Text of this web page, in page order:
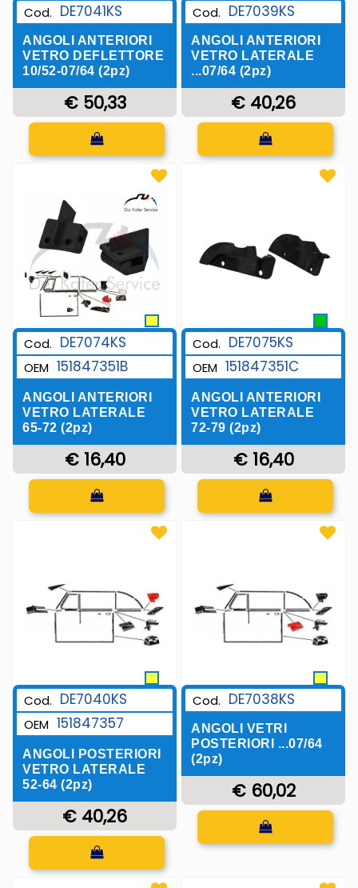
Cod. DE7041KS
ANGOLI ANTERIORI
VETRO DEFLETTORE
10/52-07/64 (2pz)
€ 50,33
Quantità
Cod. DE7039KS
ANGOLI ANTERIORI
VETRO LATERALE
...07/64 (2pz)
€ 40,26
Quantità
Cod. DE7074KS
OEM 151847351B
ANGOLI ANTERIORI
VETRO LATERALE
65-72 (2pz)
€ 16,40
Quantità
Cod. DE7075KS
OEM 151847351C
ANGOLI ANTERIORI
VETRO LATERALE
72-79 (2pz)
€ 16,40
Quantità
Cod. DE7040KS
OEM 151847357
ANGOLI POSTERIORI
VETRO LATERALE
52-64 (2pz)
€ 40,26
Quantità
Cod. DE7038KS
ANGOLI VETRI
POSTERIORI ...07/64
(2pz)
€ 60,02
Quantità